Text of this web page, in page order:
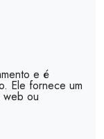
e é
Ele fornece um
web ou